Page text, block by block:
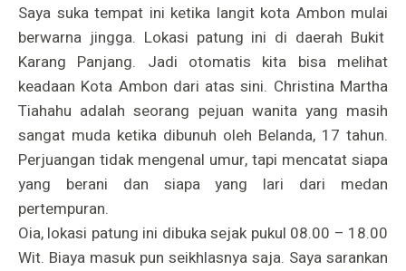
Saya suka tempat ini ketika langit kota Ambon mulai
berwarna jingga. Lokasi patung ini di daerah Bukit
Karang Panjang. Jadi otomatis kita bisa melihat
keadaan Kota Ambon dari atas sini. Christina Martha
Tiahahu adalah seorang pejuan wanita yang masih
sangat muda ketika dibunuh oleh Belanda, 17 tahun.
Perjuangan tidak mengenal umur, tapi mencatat siapa
yang berani dan siapa yang lari dari medan
pertempuran.
Oia, lokasi patung ini dibuka sejak pukul 08.00 – 18.00
Wit. Biaya masuk pun seikhlasnya saja. Saya sarankan